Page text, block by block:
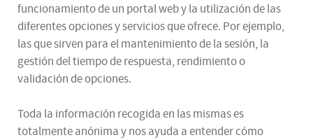
funcionamiento de un portal web y la utilización de las
diferentes opciones y servicios que ofrece. Por ejemplo,
las que sirven para el mantenimiento de la sesión, la
gestión del tiempo de respuesta, rendimiento o
validación de opciones.
Toda la información recogida en las mismas es
totalmente anónima y nos ayuda a entender cómo